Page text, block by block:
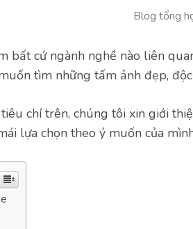
Blog tổng
bất cứ ngành nghề nào liên
tìm những tấm ảnh đẹp,
chí trên, chúng tôi xin giới
lựa chọn theo ý muốn của